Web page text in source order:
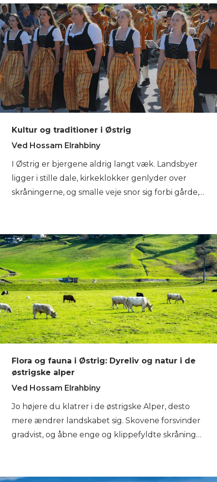
Kultur og traditioner i Østrig
Ved Hossam Elrahbiny
I Østrig er bjergene aldrig langt væk. Landsbyer
ligger i stille dale, kirkeklokker genlyder over
skråningerne, og smalle veje snor sig forbi gårde,
østrigske Alper er ikke kun landskab for rejsende.
De er steder, hvor samfund har opbygget
traditioner gennem århundreder af at leve i et
bjergmiljø. De ruter, du følger, mens du vandrer i
Østrig, går ofte gennem dale og landsbyer, hvor
dagligliv, lokale skikke og sæsonrytmer stadig er
tæt forbundet med landskabet omkring dem.
Flora og fauna i Østrig: Dyreliv og natur i de
østrigske alper
Ved Hossam Elrahbiny
Jo højere du klatrer i de østrigske Alper, desto
mere ændrer landskabet sig. Skovene forsvinder
gradvist, og åbne enge og klippefyldte skråninger
De østrigske Alper er hjem for planter og dyr, der